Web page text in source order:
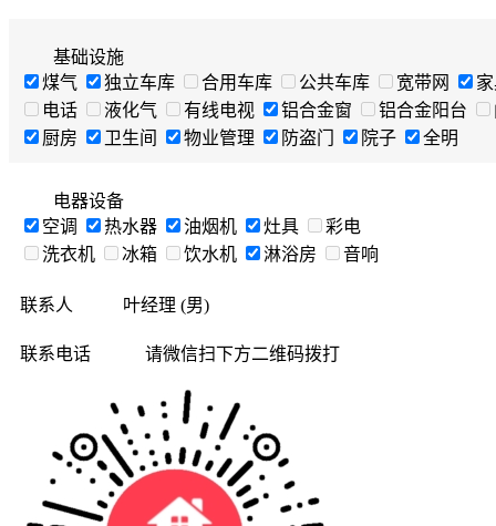
基础设施
煤气
独立车库 合用车库 公共车库 宽带网
电话
液化气 有线电视 铝合金窗 铝合金阳台
厨房
卫生间 物业管理 防盗门 院子 全明
电器设备
空调
热水器 油烟机 灶具
彩电
洗衣机
冰箱 饮水机 淋浴房 音响
联系人 叶经理 (男)
联系电话 请微信扫下方二维码拨打